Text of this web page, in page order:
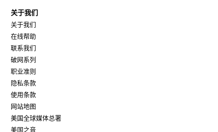
关于我们
关于我们
在线帮助
联系我们
破网系列
职业准则
隐私条款
使用条款
网站地图
美国全球媒体总署
美国之音